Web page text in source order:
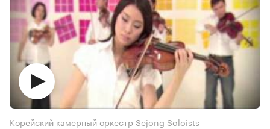
Корейский камерный оркестр Sejong Soloists